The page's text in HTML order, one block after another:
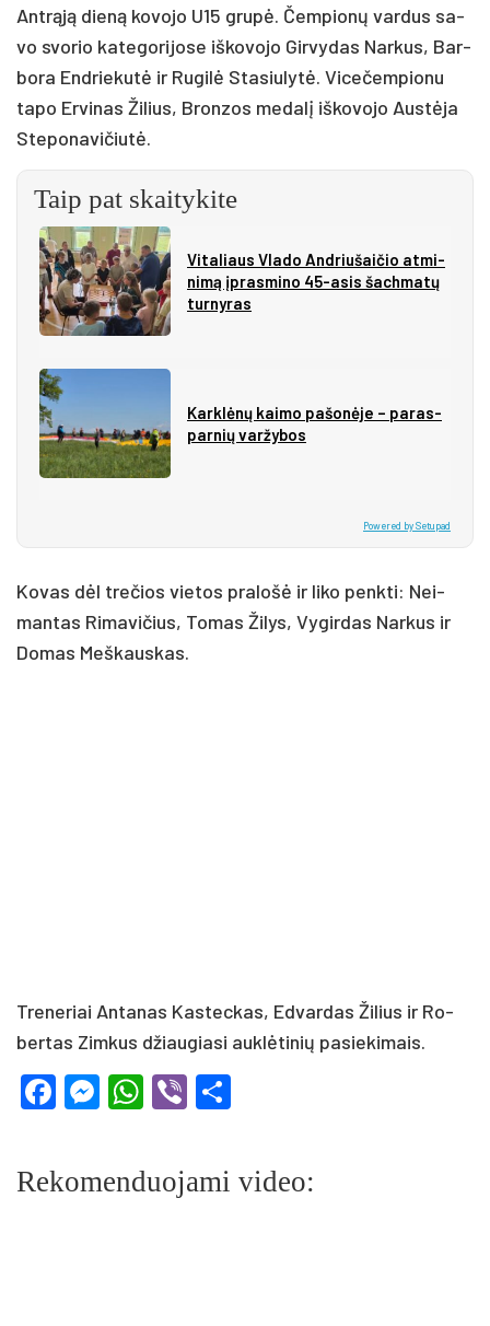
Ant­rą­ją die­ną ko­vo­jo U15 gru­pė. Čem­pio­nų var­dus sa­
vo svo­rio ka­te­go­ri­jo­se iš­ko­vo­jo Gir­vy­das Nar­kus, Bar­
bo­ra End­rie­ku­tė ir Ru­gi­lė Sta­siu­ly­tė. Vi­ce­čem­pio­nu
ta­po Er­vi­nas Ži­lius, Bron­zos me­da­lį iš­ko­vo­jo Aus­tė­ja
Ste­po­na­vi­čiu­tė.
Taip pat skaitykite
Vi­ta­liaus Vla­do And­riu­šai­čio at­mi­
ni­mą įpras­mi­no 45-asis šach­ma­tų
tur­ny­ras
Kark­lė­nų kai­mo pa­šo­nė­je – pa­ras­
par­nių var­žy­bos
Powered by Setupad
Ko­vas dėl tre­čios vie­tos pra­lo­šė ir li­ko penk­ti: Nei­
man­tas Ri­ma­vi­čius, To­mas Ži­lys, Vy­gir­das Nar­kus ir
Do­mas Meš­kaus­kas.
Tre­ne­riai An­ta­nas Kas­tec­kas, Ed­var­das Ži­lius ir Ro­
ber­tas Zim­kus džiau­gia­si auk­lė­ti­nių pa­sie­ki­mais.
Facebook
Messenger
WhatsApp
Viber
Rekomenduojami video: